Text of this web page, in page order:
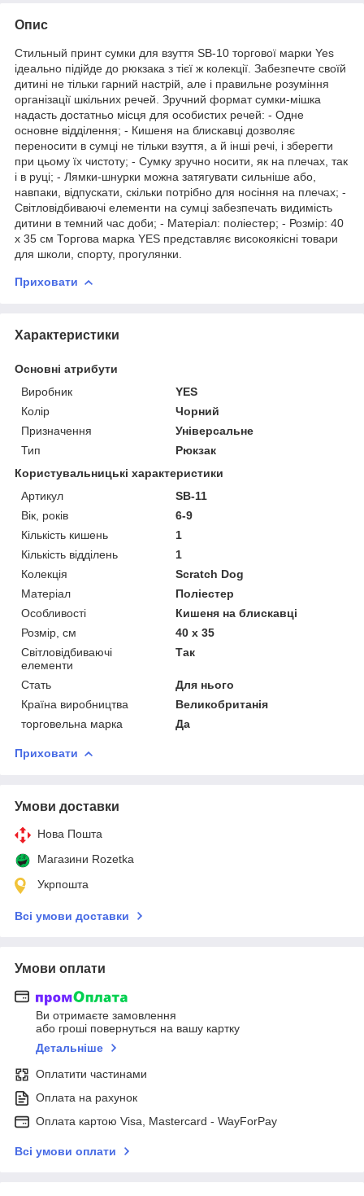
Опис
Стильный принт сумки для взуття SB-10 торгової марки Yes
ідеально підійде до рюкзака з тієї ж колекції. Забезпечте своїй
дитині не тільки гарний настрій, але і правильне розуміння
організації шкільних речей. Зручний формат сумки-мішка
надасть достатньо місця для особистих речей: - Одне
основне відділення; - Кишеня на блискавці дозволяє
переносити в сумці не тільки взуття, а й інші речі, і зберегти
при цьому їх чистоту; - Сумку зручно носити, як на плечах, так
і в руці; - Лямки-шнурки можна затягувати сильніше або,
навпаки, відпускати, скільки потрібно для носіння на плечах; -
Світловідбиваючі елементи на сумці забезпечать видимість
дитини в темний час доби; - Матеріал: поліестер; - Розмір: 40
х 35 см Торгова марка YES представляє високоякісні товари
для школи, спорту, прогулянки.
Приховати
Характеристики
Основні атрибути
Виробник
YES
Колір
Чорний
Призначення
Універсальне
Тип
Рюкзак
Користувальницькі характеристики
Артикул
SB-11
Вік, років
6-9
Кількість кишень
1
Кількість відділень
1
Колекція
Scratch Dog
Матеріал
Поліестер
Особливості
Кишеня на блискавці
Розмір, см
40 х 35
Світловідбиваючі
елементи
Так
Стать
Для нього
Країна виробництва
Великобританія
торговельна марка
Да
Приховати
Умови доставки
Нова Пошта
Магазини Rozetka
Укрпошта
Всі умови доставки
Умови оплати
Ви отримаєте замовлення
або гроші повернуться на вашу картку
Детальніше
Оплатити частинами
Оплата на рахунок
Оплата картою Visa, Mastercard - WayForPay
Всі умови оплати